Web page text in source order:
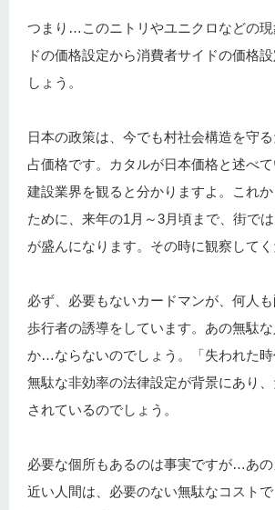
つまり…このニトリやユニクロなどの現
ドの価格設定から消費者サイドの価格
しょう。
日本の政策は、今でも村社会構造を守
占価格です。カタルが日本価格と述べて
建設業界を観ると分かりますよ。これ
ために、来年の1月～3月頃まで、街で
が盛んになります。その時に観察してく
必ず、必要もないカードマンが、何人
歩行者の誘導をしています。あの無駄
か…ならないのでしょう。「失われた時
無駄な非効率の法律設定が背景にあり
されているのでしょう。
必要な個所もあるのは事実ですが…あの
近い人間は、必要のない無駄なコスト